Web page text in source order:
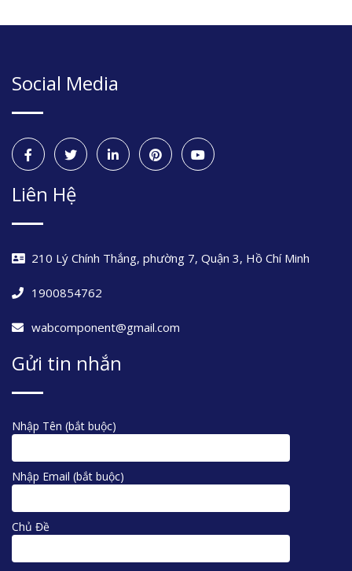
Social Media
Liên Hệ
210 Lý Chính Thắng, phường 7, Quận 3, Hồ Chí Minh
1900854762
wabcomponent@gmail.com
Gửi tin nhắn
Nhập Tên (bắt buộc)
Nhập Email (bắt buộc)
Chủ Đề